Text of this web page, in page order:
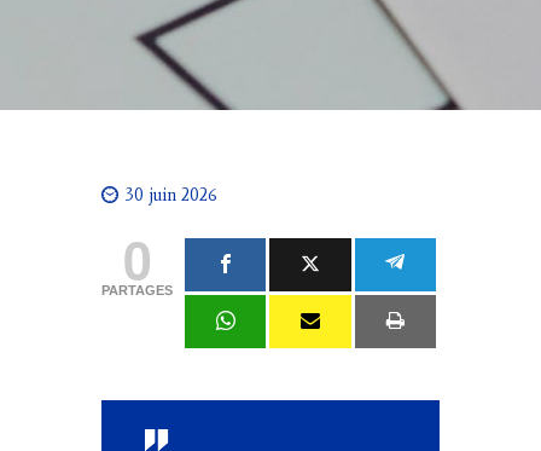
30 juin 2026
0
PARTAGES